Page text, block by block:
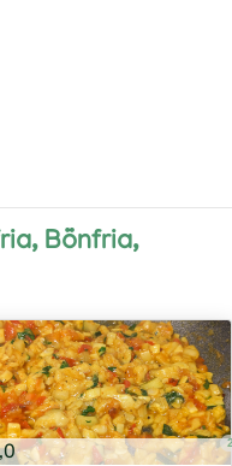
Bönfria,